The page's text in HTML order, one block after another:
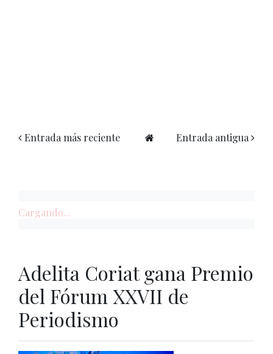
Entrada más reciente Entrada antigua
Cargando...
Adelita Coriat gana Premio
del Fórum XXVII de
Periodismo